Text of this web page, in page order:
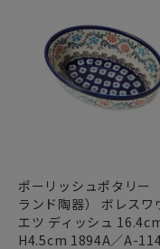
ポーリッシュポタリー
ランド陶器） ボレスワ
エツ ディッシュ
H4.5cm 1894A／A-